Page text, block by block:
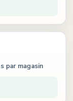
par magasin